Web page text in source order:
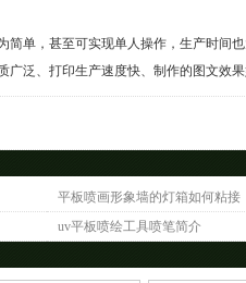
，甚至可实现单人操作，生产时间也
、打印生产速度快、制作的图文效果
平板喷画形象墙的灯箱如何粘接
uv平板喷绘工具喷笔简介